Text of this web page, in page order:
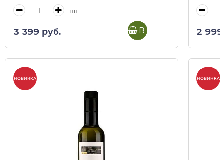
шт
3 399 руб. В корзину 2
НОВИНКА НОВИНКА